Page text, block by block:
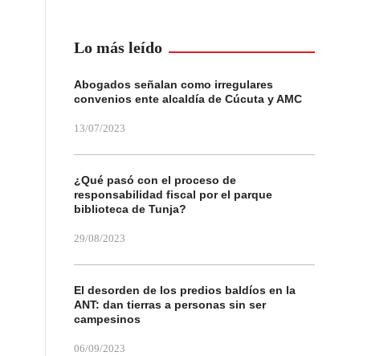
Lo más leído
Abogados señalan como irregulares
convenios ente alcaldía de Cúcuta y AMC
13/07/2023
¿Qué pasó con el proceso de
responsabilidad fiscal por el parque
biblioteca de Tunja?
29/08/2023
El desorden de los predios baldíos en la
ANT: dan tierras a personas sin ser
campesinos
06/09/2023